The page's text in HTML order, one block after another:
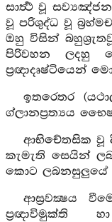
සාර්‍ත්‍ථ වූ
වූ පරිශුද්ධ වූ
ඔහු විසින්
පිරිවහන ලදහු
ප්‍රඥාදෘෂ්ටියෙන්
ඉතරෙතර
ග්ලානප්‍රත්‍යය
ආභිචේතසික වූ
කැමැති සෙයින්
කොට ලබනසුලුයේ
ආස්‍රවක්‍ෂය
ප්‍රඥාවිමුක්ති